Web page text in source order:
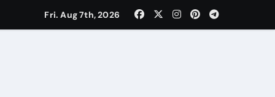
Fri. Aug 7th, 2026